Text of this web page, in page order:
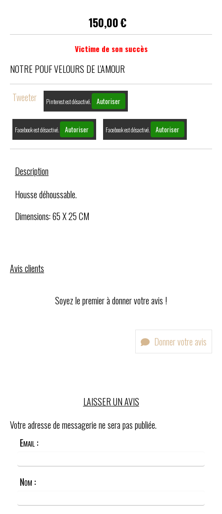
150,00€
Victime de son succès
NOTRE POUF VELOURS DE L'AMOUR
Tweeter Pinterest est désactivé. Autoriser
Facebook est désactivé. Autoriser Facebook est désactivé. Autoriser
Description
Housse déhoussable.
Dimensions: 65 X 25 CM
Avis clients
Soyez le premier à donner votre avis !
Donner votre avis
LAISSER UN AVIS
Votre adresse de messagerie ne sera pas publiée.
Email :
Nom :